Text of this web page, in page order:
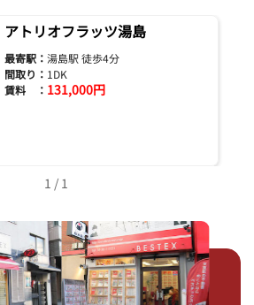
アトリオフラッツ湯島
最寄駅： 湯島駅 徒歩4分
間取り： 1DK
賃料 ： 131,000円
1 / 1